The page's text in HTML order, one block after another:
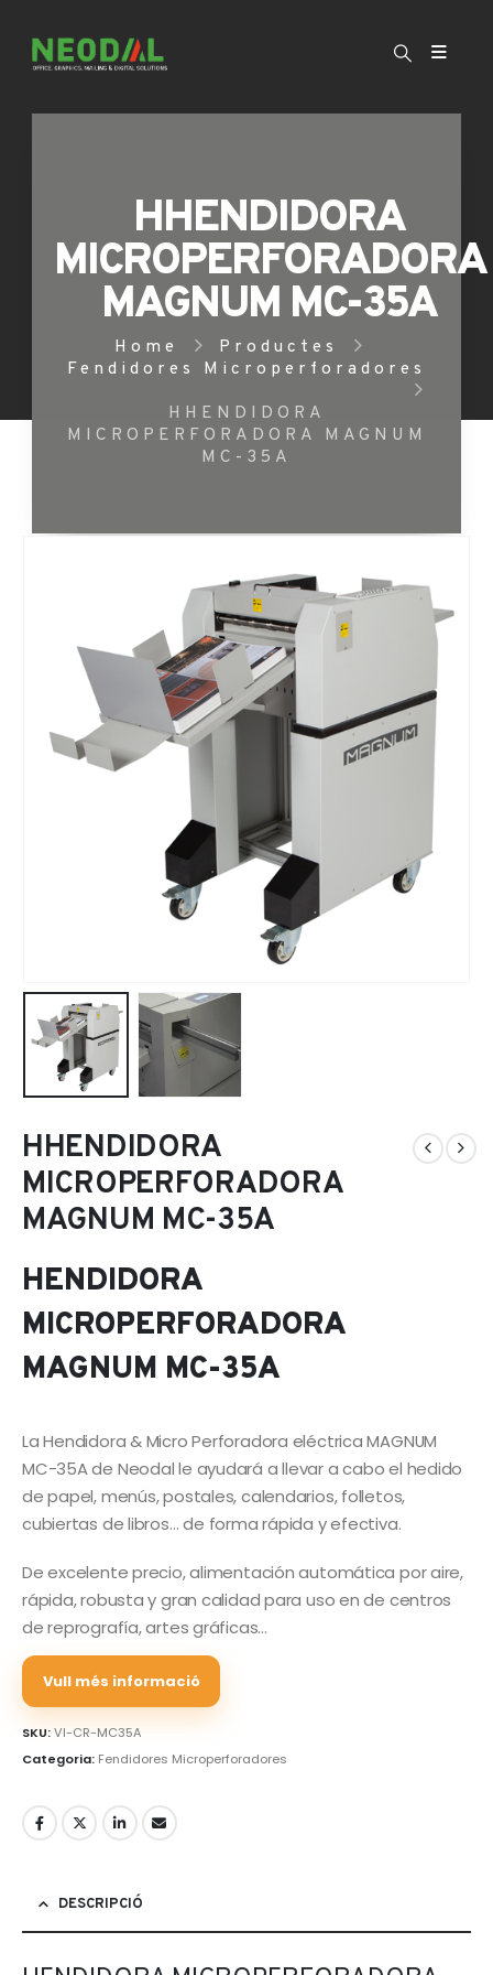
HHENDIDORA
MICROPERFORADORA
MAGNUM MC-35A
Home
Productes
Fendidores Microperforadores
HHENDIDORA
MICROPERFORADORA MAGNUM
MC-35A
HHENDIDORA
MICROPERFORADORA
MAGNUM MC-35A
HENDIDORA
MICROPERFORADORA
MAGNUM MC-35A
La Hendidora & Micro Perforadora eléctrica MAGNUM
MC-35A de Neodal le ayudará a llevar a cabo el hedido
de papel, menús, postales, calendarios, folletos,
cubiertas de libros… de forma rápida y efectiva.
De excelente precio, alimentación automática por aire,
rápida, robusta y gran calidad para uso en de centros
de reprografía, artes gráficas…
Vull més informació
SKU:VI-CR-MC35A
Categoria: Fendidores Microperforadores
DESCRIPCIÓ